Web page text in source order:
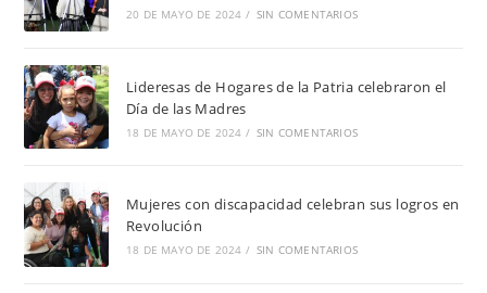
20 DE MAYO DE 2024 / SIN COMENTARIOS
Lideresas de Hogares de la Patria celebraron el
Día de las Madres
18 DE MAYO DE 2024 / SIN COMENTARIOS
Mujeres con discapacidad celebran sus logros en
Revolución
18 DE MAYO DE 2024 / SIN COMENTARIOS